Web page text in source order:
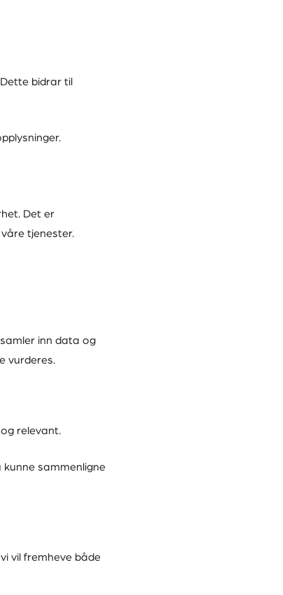
bidrar til
Det er
tjenester.
inn data og
vurderes.
relevant.
sammenligne
vil fremheve både